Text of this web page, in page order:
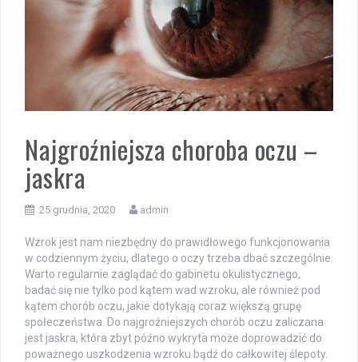
Najgroźniejsza choroba oczu –
jaskra
25 grudnia, 2020 admin
Wzrok jest nam niezbędny do prawidłowego funkcjonowania
w codziennym życiu, dlatego o oczy trzeba dbać szczególnie.
Warto regularnie zaglądać do gabinetu okulistycznego,
badać się nie tylko pod kątem wad wzroku, ale również pod
kątem chorób oczu, jakie dotykają coraz większą grupę
społeczeństwa. Do najgroźniejszych chorób oczu zaliczana
jest jaskra, która zbyt późno wykryta może doprowadzić do
poważnego uszkodzenia wzroku bądź do całkowitej ślepoty.